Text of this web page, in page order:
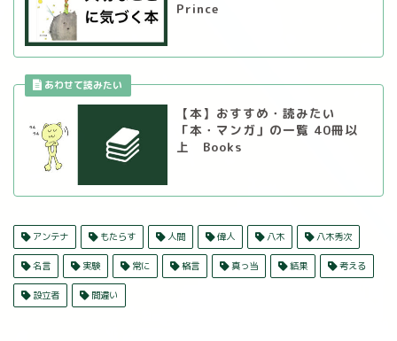
Prince
【本】おすすめ・読みたい
「本・マンガ」の一覧 40冊以
上 Books
アンテナ もたらす 人間 偉人 八木 八木秀次
名言 実験 常に 格言 真っ当 結果 考える
設立者 間違い